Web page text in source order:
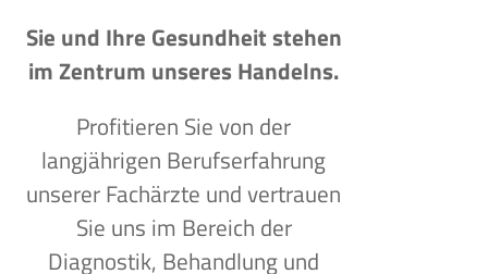
Sie und Ihre Gesundheit stehen
im Zentrum unseres Handelns.
Profitieren Sie von der
langjährigen Berufserfahrung
unserer Fachärzte und vertrauen
Sie uns im Bereich der
Diagnostik, Behandlung und